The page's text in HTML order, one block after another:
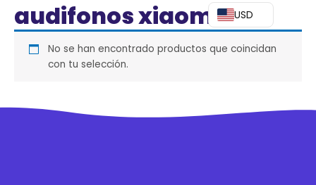
USD
audifonos xiaomi
No se han encontrado productos que coincidan
con tu selección.